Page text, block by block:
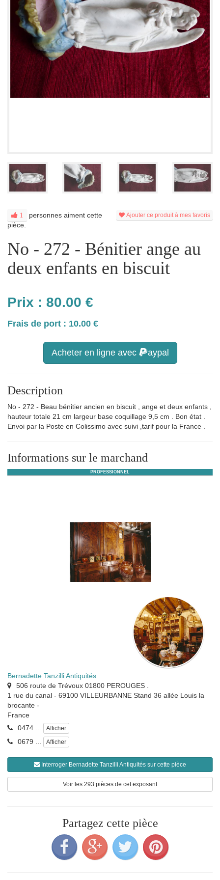
Ajouter ce produit à mes favoris
1
personnes aiment cette
pièce.
No - 272 - Bénitier ange au
deux enfants en biscuit
Prix : 80.00 €
Frais de port : 10.00 €
Acheter en ligne avec aypal
Description
No - 272 - Beau bénitier ancien en biscuit , ange et deux enfants ,
hauteur totale 21 cm largeur base coquillage 9,5 cm . Bon état .
Envoi par la Poste en Colissimo avec suivi ,tarif pour la France .
Informations sur le marchand
PROFESSIONNEL
Bernadette Tanzilli Antiquités
506 route de Trévoux 01800 PEROUGES .
1 rue du canal - 69100 VILLEURBANNE Stand 36 allée Louis la
brocante -
France
0474 ...
Afficher
0679 ... Afficher
Interroger Bernadette Tanzilli Antiquités sur cette pièce
Voir les 293 pièces de cet exposant
Partagez cette pièce